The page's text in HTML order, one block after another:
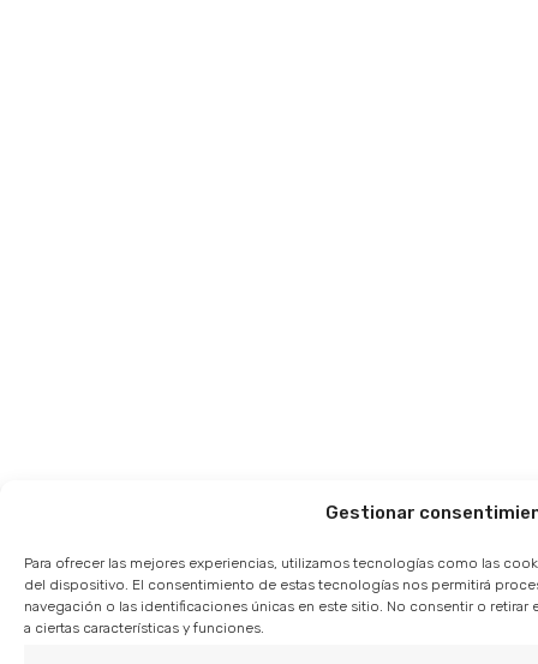
Gestionar
Para ofrecer las mejores experiencias, utilizamos tecnologías como las
del dispositivo. El consentimiento de estas tecnologías nos permitirá
navegación o las identificaciones únicas en este sitio. No consentir o
a ciertas características y funciones.